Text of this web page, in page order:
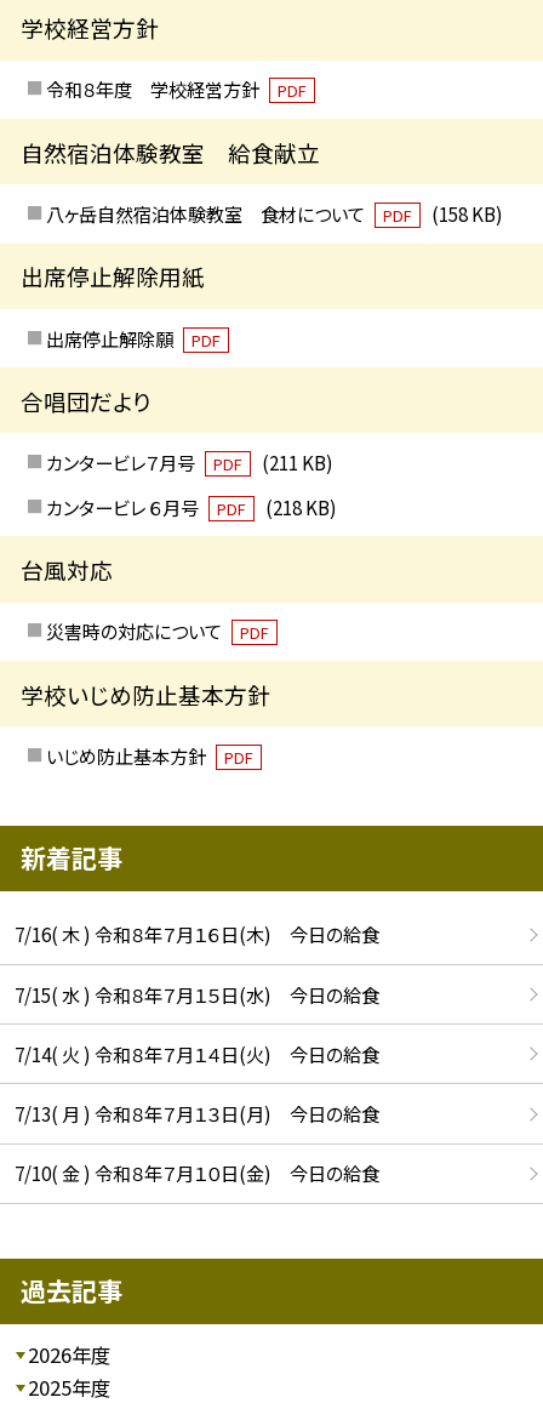
学校経営方針
令和８年度 学校経営方針 PDF
自然宿泊体験教室 給食献立
八ヶ岳自然宿泊体験教室 食材について PDF (158 KB)
出席停止解除用紙
出席停止解除願 PDF
合唱団だより
カンタービレ７月号 PDF
(211 KB)
カンタービレ ６月号
PDF (218 KB)
台風対応
災害時の対応について PDF
学校いじめ防止基本方針
いじめ防止基本方針 PDF
新着記事
7/16( 木 ) 令和８年７月１６日(木) 今日の給食
7/15( 水 ) 令和８年７月１５日(水) 今日の給食
7/14( 火 ) 令和８年７月１４日(火) 今日の給食
7/13( 月 ) 令和８年７月１３日(月) 今日の給食
7/10( 金 ) 令和８年７月１０日(金) 今日の給食
過去記事
2026年度
2025年度